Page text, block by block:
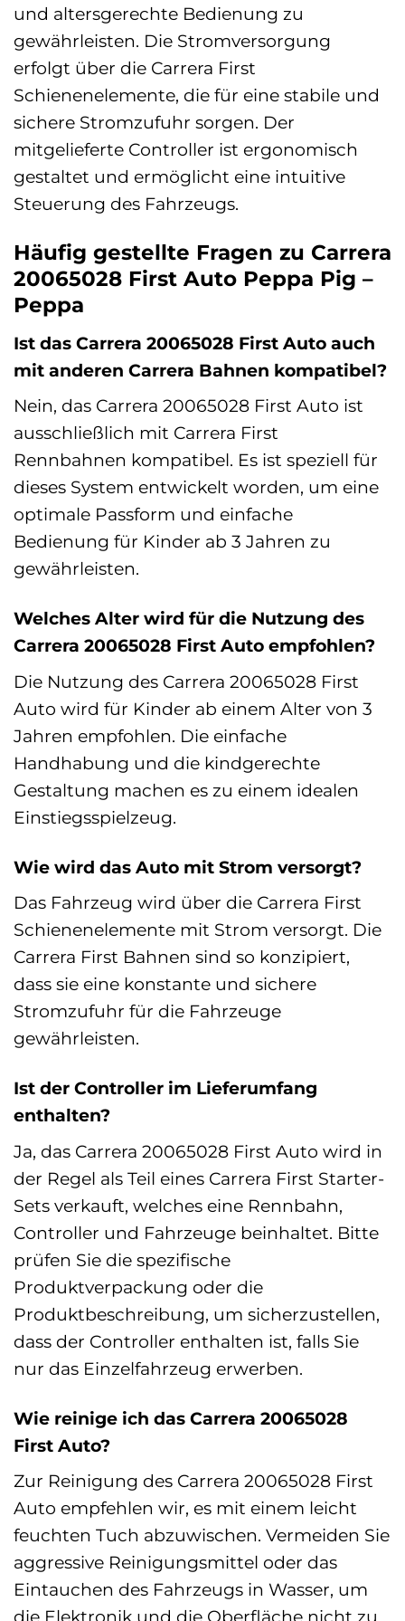
und altersgerechte Bedienung zu
gewährleisten. Die Stromversorgung
erfolgt über die Carrera First
Schienenelemente, die für eine stabile und
sichere Stromzufuhr sorgen. Der
mitgelieferte Controller ist ergonomisch
gestaltet und ermöglicht eine intuitive
Steuerung des Fahrzeugs.
Häufig gestellte Fragen zu Carrera
20065028 First Auto Peppa Pig –
Peppa
Ist das Carrera 20065028 First Auto auch
mit anderen Carrera Bahnen kompatibel?
Nein, das Carrera 20065028 First Auto ist
ausschließlich mit Carrera First
Rennbahnen kompatibel. Es ist speziell für
dieses System entwickelt worden, um eine
optimale Passform und einfache
Bedienung für Kinder ab 3 Jahren zu
gewährleisten.
Welches Alter wird für die Nutzung des
Carrera 20065028 First Auto empfohlen?
Die Nutzung des Carrera 20065028 First
Auto wird für Kinder ab einem Alter von 3
Jahren empfohlen. Die einfache
Handhabung und die kindgerechte
Gestaltung machen es zu einem idealen
Einstiegsspielzeug.
Wie wird das Auto mit Strom versorgt?
Das Fahrzeug wird über die Carrera First
Schienenelemente mit Strom versorgt. Die
Carrera First Bahnen sind so konzipiert,
dass sie eine konstante und sichere
Stromzufuhr für die Fahrzeuge
gewährleisten.
Ist der Controller im Lieferumfang
enthalten?
Ja, das Carrera 20065028 First Auto wird in
der Regel als Teil eines Carrera First Starter-
Sets verkauft, welches eine Rennbahn,
Controller und Fahrzeuge beinhaltet. Bitte
prüfen Sie die spezifische
Produktverpackung oder die
Produktbeschreibung, um sicherzustellen,
dass der Controller enthalten ist, falls Sie
nur das Einzelfahrzeug erwerben.
Wie reinige ich das Carrera 20065028
First Auto?
Zur Reinigung des Carrera 20065028 First
Auto empfehlen wir, es mit einem leicht
feuchten Tuch abzuwischen. Vermeiden Sie
aggressive Reinigungsmittel oder das
Eintauchen des Fahrzeugs in Wasser, um